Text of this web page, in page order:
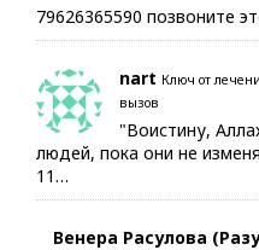
79626365590 позвоните
nart Ключ от
вызов
"Воистину,
людей, пока они не
11…
Венера Расулова